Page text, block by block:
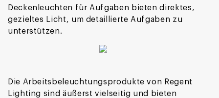
Deckenleuchten für Aufgaben bieten direktes,
gezieltes Licht, um detaillierte Aufgaben zu
unterstützen.
Die Arbeitsbeleuchtungsprodukte von Regent
Lighting sind äußerst vielseitig und bieten